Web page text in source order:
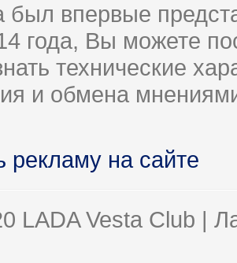
был впервые
года, Вы можете
технические
и обмена
рекламу на сайте
LADA Vesta Club |